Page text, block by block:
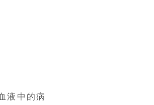
液中的病